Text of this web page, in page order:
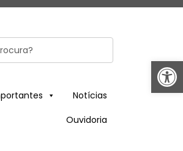
Abrir
Notícias
Ouvidoria